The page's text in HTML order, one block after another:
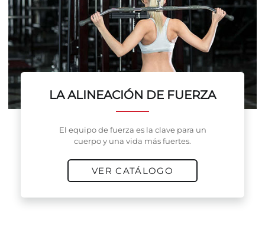
LA ALINEACIÓN DE FUERZA
El equipo de fuerza es la clave para un
cuerpo y una vida más fuertes.
VER CATÁLOGO